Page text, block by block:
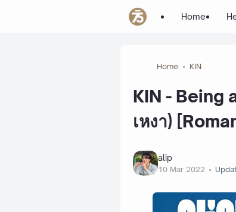
Home
Home KIN
KIN - Being
เหงา)
alip
10 Mar 2022